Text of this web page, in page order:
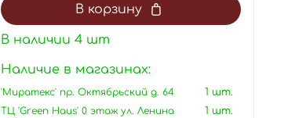
В корзину
В наличии 4 шт
Наличие в магазинах:
'Миратекс' пр. Октябрьский д. 64
1 шт.
ТЦ 'Green Haus' 0 этаж ул. Ленина
1 шт.